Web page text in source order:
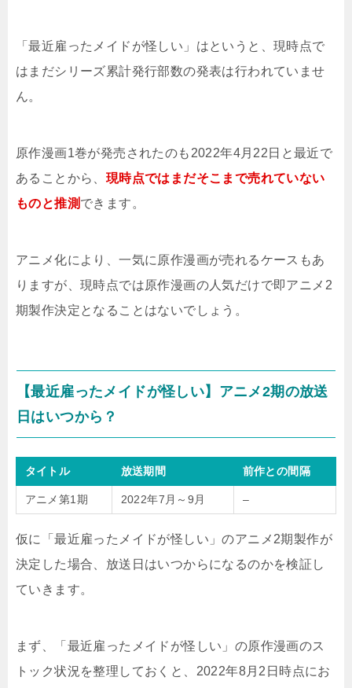
「最近雇ったメイドが怪しい」はというと、現時点で
はまだシリーズ累計発行部数の発表は行われていませ
ん。
原作漫画1巻が発売されたのも2022年4月22日と最近で
あることから、 現時点ではまだそこまで売れていない
ものと推測 できます。
アニメ化により、一気に原作漫画が売れるケースもあ
りますが、現時点では原作漫画の人気だけで即アニメ2
期製作決定となることはないでしょう。
【最近雇ったメイドが怪しい】アニメ2期の放送
日はいつから？
タイトル 放送期間 前作との間隔
アニメ第1期 2022年7月～9月 –
仮に「最近雇ったメイドが怪しい」のアニメ2期製作が
決定した場合、放送日はいつからになるのかを検証し
ていきます。
まず、「最近雇ったメイドが怪しい」の原作漫画のス
トック状況を整理しておくと、2022年8月2日時点にお